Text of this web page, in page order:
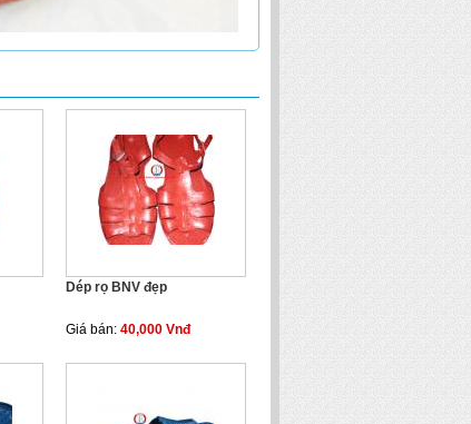
Dép rọ BNV đẹp
Giá bán: 40,000 Vnđ